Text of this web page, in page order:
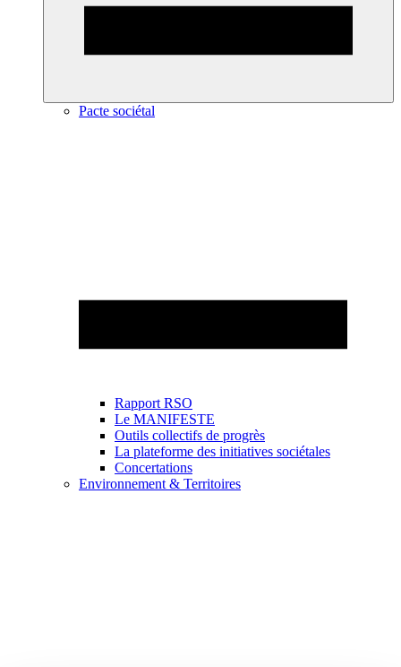
Pacte sociétal
Rapport RSO
Le MANIFESTE
Outils collectifs de progrès
La plateforme des initiatives sociétales
Concertations
Environnement & Territoires